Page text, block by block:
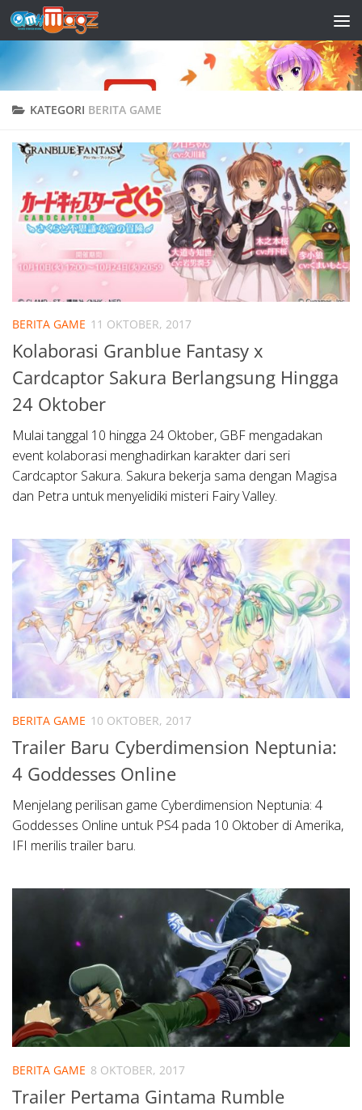
Skip to content
KATEGORI BERITA GAME
BERITA GAME 11 OKTOBER, 2017
Kolaborasi Granblue Fantasy x
Cardcaptor Sakura Berlangsung Hingga
24 Oktober
Mulai tanggal 10 hingga 24 Oktober, GBF mengadakan
event kolaborasi menghadirkan karakter dari seri
Cardcaptor Sakura. Sakura bekerja sama dengan Magisa
dan Petra untuk menyelidiki misteri Fairy Valley.
BERITA GAME 10 OKTOBER, 2017
Trailer Baru Cyberdimension Neptunia:
4 Goddesses Online
Menjelang perilisan game Cyberdimension Neptunia: 4
Goddesses Online untuk PS4 pada 10 Oktober di Amerika,
IFI merilis trailer baru.
BERITA GAME 8 OKTOBER, 2017
Trailer Pertama Gintama Rumble